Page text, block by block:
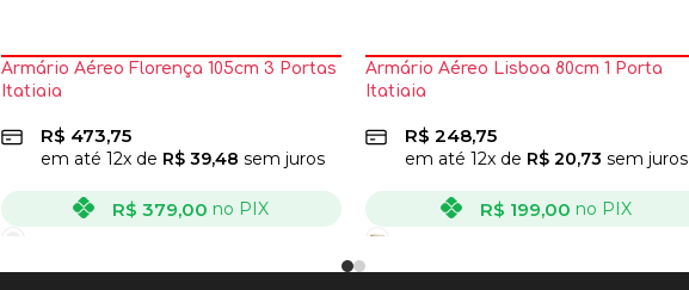
Armário Aéreo Florença 105cm 3 Portas
Itatiaia
R$ 473,75
em até 12x de R$39,48 sem juros
R$ 379,00 no PIX
VER OPÇÕES
Armário Aéreo Lisboa 80cm 1 Porta
Itatiaia
R$ 248,75
em até 12x de R$ 20,73 sem juros
R$ 199,00 no PIX
VER OPÇÕES